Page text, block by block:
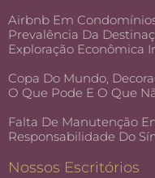
Airbnb Em
Prevalência Da
Exploração Econômica
Copa Do Mundo,
O Que Pode E O Que
Falta De Manutenção
Responsabilidade Do
Nossos Escritórios